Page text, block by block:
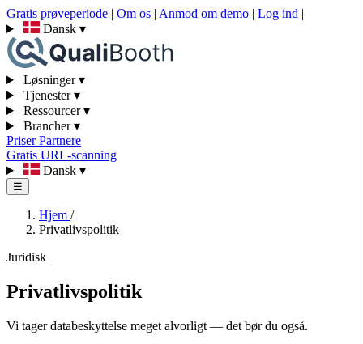
Gratis prøveperiode | Om os | Anmod om demo | Log ind |
Dansk ▾
Løsninger▾
Tjenester▾
Ressourcer▾
Brancher▾
PriserPartnere
Gratis URL-scanning
Dansk ▾
☰
Hjem /
Privatlivspolitik
Juridisk
Privatlivspolitik
Vi tager databeskyttelse meget alvorligt — det bør du også.